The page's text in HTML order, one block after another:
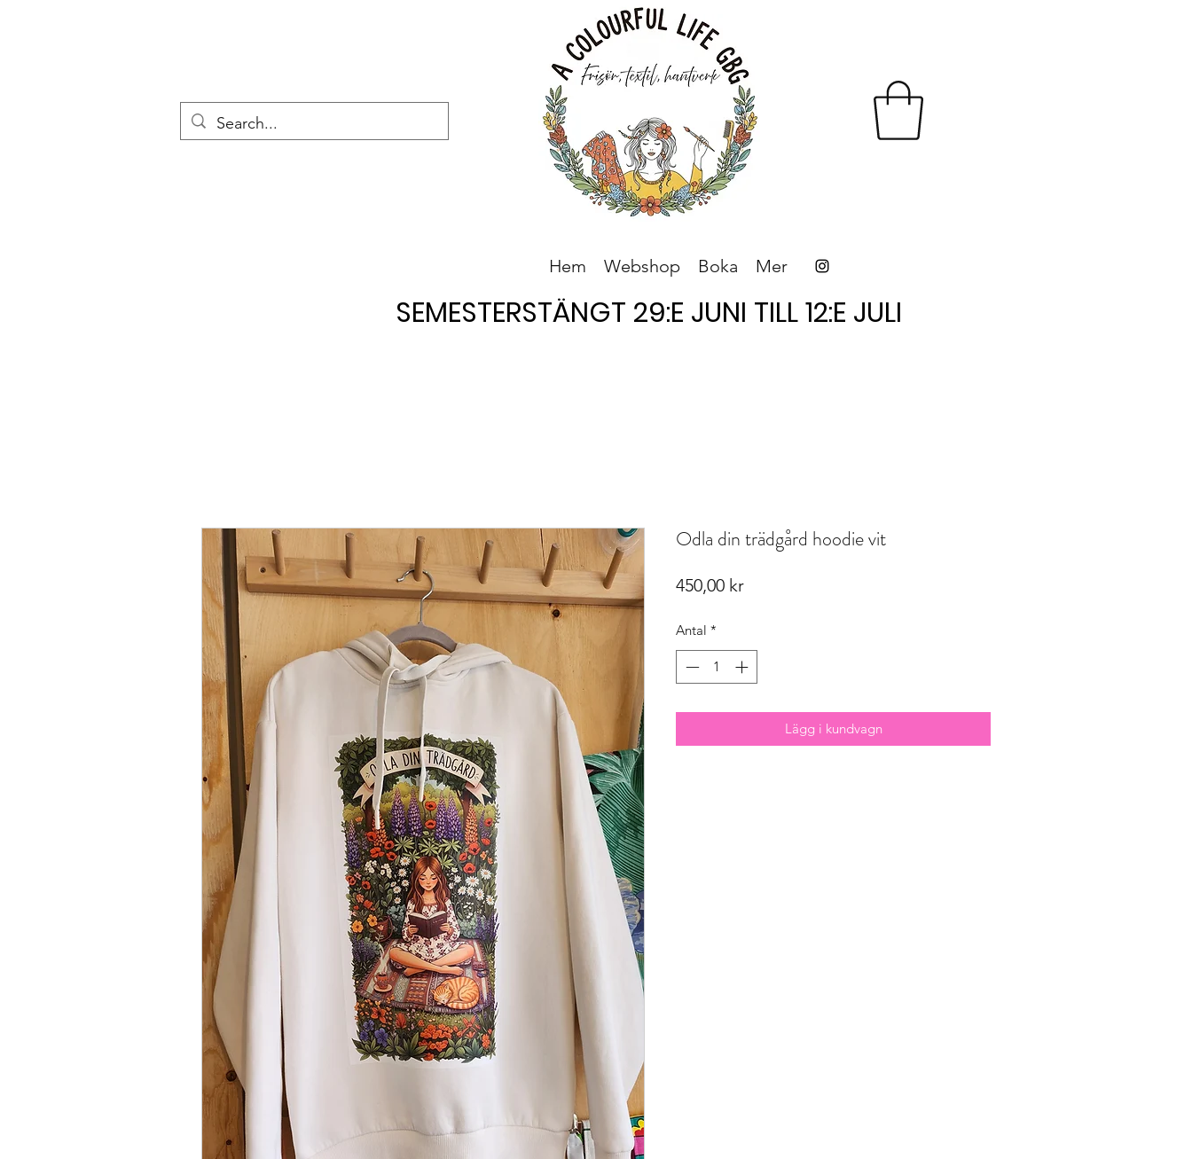
Hem Webshop Boka Mer
SEMESTERSTÄNGT 29:E JUNI TILL 12:E JULI
SEMESTERSTÄNGT 29:E JUNI TILL 12:E JULI
Odla din trädgård hoodie vit
450,00 krPris
Antal *
Lägg i kundvagn